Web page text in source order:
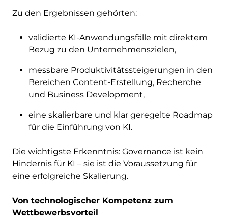
Zu den Ergebnissen gehörten:
validierte KI-Anwendungsfälle mit direktem
Bezug zu den Unternehmenszielen,
messbare Produktivitätssteigerungen in den
Bereichen Content-Erstellung, Recherche
und Business Development,
eine skalierbare und klar geregelte Roadmap
für die Einführung von KI.
Die wichtigste Erkenntnis: Governance ist kein
Hindernis für KI – sie ist die Voraussetzung für
eine erfolgreiche Skalierung.
Von technologischer Kompetenz zum
Wettbewerbsvorteil